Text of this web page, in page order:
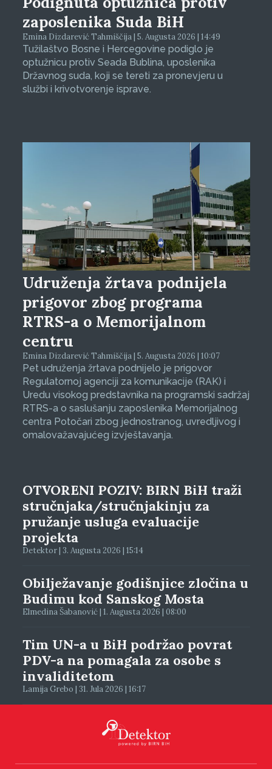
zaposlenika Suda BiH
Emina Dizdarević Tahmiščija | 5. Augusta 2026 | 14:49
Tužilaštvo Bosne i Hercegovine podiglo je
optužnicu protiv Seada Bublina, uposlenika
Državnog suda, koji se tereti za pronevjeru u
službi i krivotvorenje isprave.
Udruženja žrtava podnijela
prigovor zbog programa
RTRS-a o Memorijalnom
centru
Emina Dizdarević Tahmiščija | 5. Augusta 2026 | 10:07
Pet udruženja žrtava podnijelo je prigovor
Regulatornoj agenciji za komunikacije (RAK) i
Uredu visokog predstavnika na programski sadržaj
RTRS-a o saslušanju zaposlenika Memorijalnog
centra Potočari zbog jednostranog, uvredljivog i
omalovažavajućeg izvještavanja.
OTVORENI POZIV: BIRN BiH traži
stručnjaka/stručnjakinju za
pružanje usluga evaluacije
projekta
Detektor | 3. Augusta 2026 | 15:14
Obilježavanje godišnjice zločina u
Budimu kod Sanskog Mosta
Elmedina Šabanović | 1. Augusta 2026 | 08:00
Tim UN-a u BiH podržao povrat
PDV-a na pomagala za osobe s
invaliditetom
Lamija Grebo | 31. Jula 2026 | 16:17